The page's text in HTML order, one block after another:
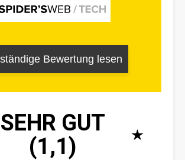
Bewertung lesen
SEHR GUT
(1,1)